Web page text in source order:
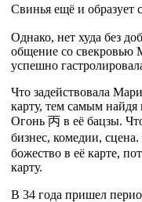
Свинья ещё и образует
Однако, нет худа без
общение со свекровью
успешно
Что задействовала
карту, тем самым
Огонь 丙 в её бацзы.
бизнес, комедии,
божество в её карте,
карту.
В 34 года пришел